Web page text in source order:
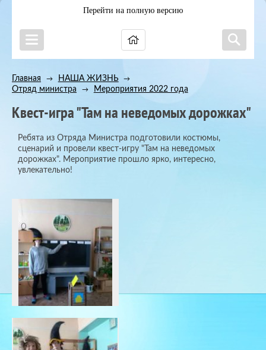
Перейти на полную версию
Главная → НАША ЖИЗНЬ →
Отряд министра → Мероприятия 2022 года
Квест-игра "Там на неведомых дорожках"
Ребята из Отряда Министра подготовили костюмы,
сценарий и провели квест-игру "Там на неведомых
дорожках". Мероприятие прошло ярко, интересно,
увлекательно!